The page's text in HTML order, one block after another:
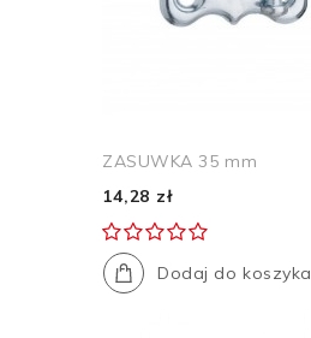
ZASUWKA 35 mm
14,28 zł
Dodaj do koszyka